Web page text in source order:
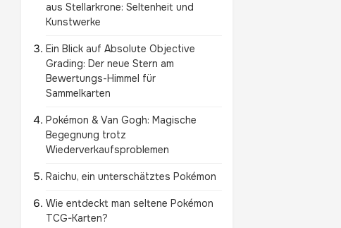
aus Stellarkrone: Seltenheit und
Kunstwerke
Ein Blick auf Absolute Objective
Grading: Der neue Stern am
Bewertungs-Himmel für
Sammelkarten
Pokémon & Van Gogh: Magische
Begegnung trotz
Wiederverkaufsproblemen
Raichu, ein unterschätztes Pokémon
Wie entdeckt man seltene Pokémon
TCG-Karten?